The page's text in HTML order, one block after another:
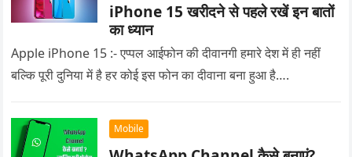
iPhone 15 खरीदने से पहले रखें इन बातों
का ध्यान
Apple iPhone 15 :- एप्पल आईफोन की दीवानगी हमारे देश में ही नहीं
बल्कि पूरी दुनिया में है हर कोई इस फोन का दीवाना बना हुआ है….
Mobile